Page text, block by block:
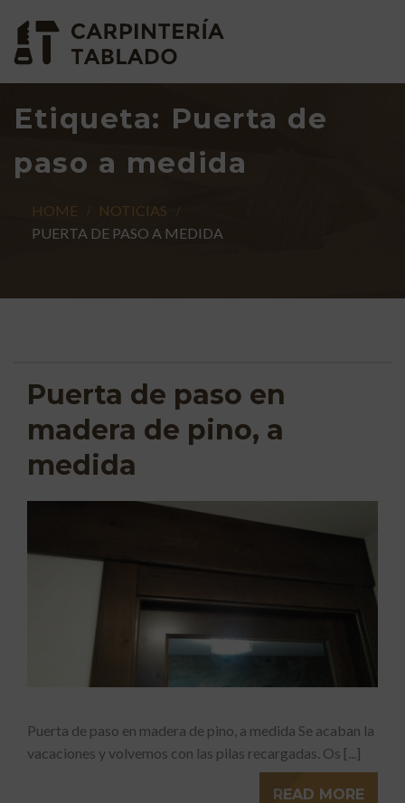
Etiqueta: Puerta de
paso a medida
HOME
NOTICIAS
PUERTA DE PASO A MEDIDA
Puerta de paso en
madera de pino, a
medida
Puerta de paso en madera de pino, a medida Se acaban la
vacaciones y volvemos con las pilas recargadas. Os [...]
READ MORE